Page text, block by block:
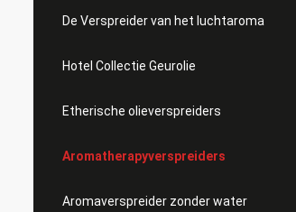
De Verspreider van het luchtaroma
Hotel Collectie Geurolie
Etherische olieverspreiders
Aromatherapyverspreiders
Aromaverspreider zonder water